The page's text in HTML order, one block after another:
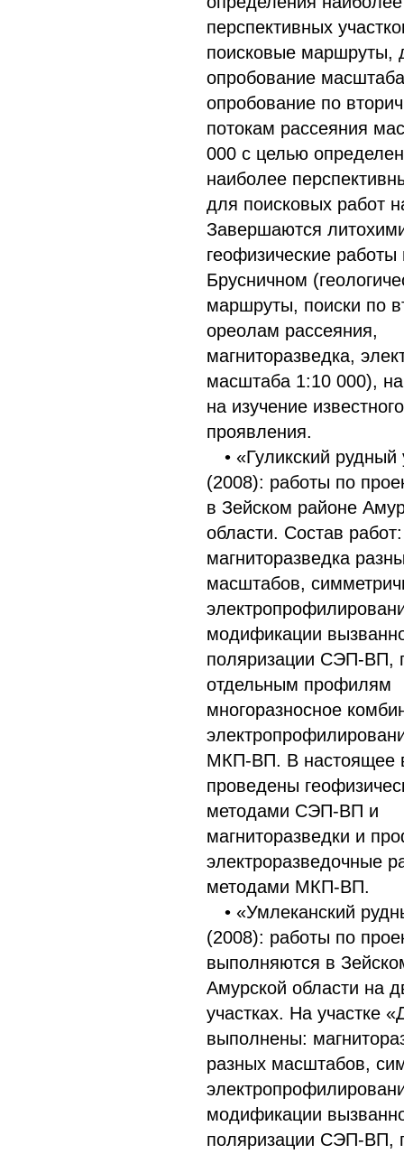
перспективных
поисковые маршруты,
опробование
опробование по
потокам рассеяния
000 с целью
наиболее
для поисковых работ
Завершаются
геофизические работы
Брусничном
маршруты, поиски по
ореолам рассеяния,
магниторазведка,
масштаба 1:10 000),
на изучение
проявления.
• «Гуликский рудный
(2008): работы по
в Зейском районе
области. Состав работ:
магниторазведка
масштабов,
модификации
поляризации СЭП-ВП,
отдельным профилям
многоразносное
МКП-ВП. В настоящее
проведены
методами СЭП-ВП и
магниторазведки и
электроразведочные
методами МКП-ВП.
• «Умлеканский
(2008): работы по
выполняются в
Амурской области на
участках. На участке
выполнены:
разных масштабов,
модификации
поляризации СЭП-ВП,